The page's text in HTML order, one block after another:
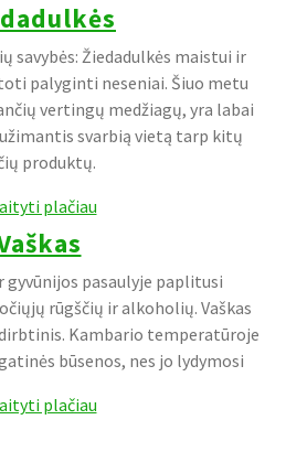
savybės: Žiedadulkės maistui ir
palyginti neseniai. Šiuo metu
vertingų medžiagų, yra labai
svarbią vietą tarp kitų
produktų.
plačiau
gyvūnijos pasaulyje paplitusi
rūgščių ir alkoholių. Vaškas
Kambario temperatūroje
būsenos, nes jo lydymosi
plačiau